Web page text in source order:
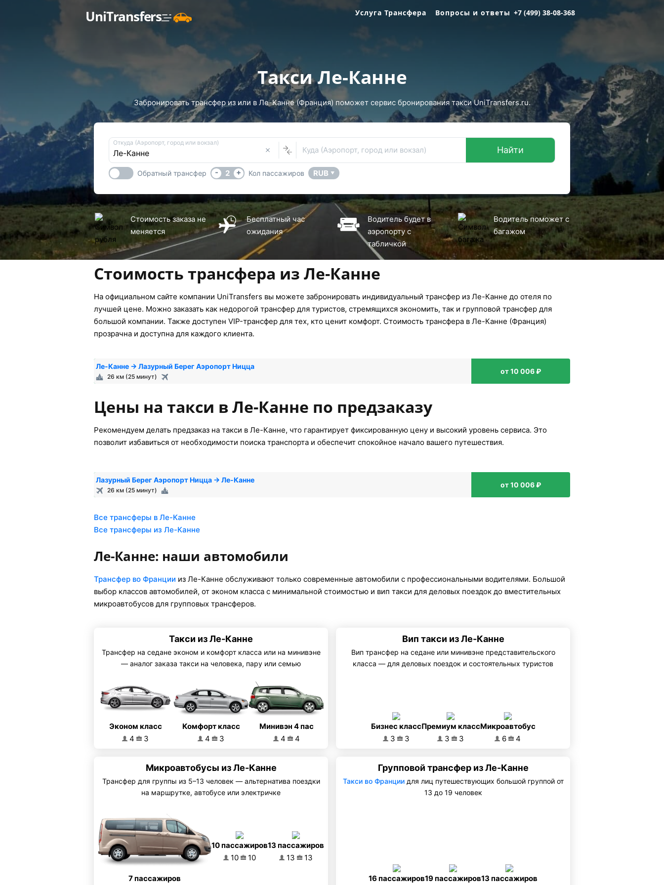
UniTransfers Услуга Трансфера Вопросы и ответы +7 (499) 38-08-368
Такси Ле-Канне
Забронировать трансфер из или в Ле-Канне (Франция) поможет сервис бронирования такси UniTransfers.ru.
Откуда (Аэропорт, город или вокзал)
Куда (Аэропорт, город или вокзал) Найти
Обратный трансфер - 2 + Кол пассажиров RUB ▼
Стоимость заказа не
меняется
Бесплатный час
ожидания
Водитель будет в
аэропорту с
табличкой
Водитель поможет с
багажом
Стоимость трансфера из Ле-Канне
На официальном сайте компании UniTransfers вы можете забронировать индивидуальный трансфер из Ле-Канне до отеля по
лучшей цене. Можно заказать как недорогой трансфер для туристов, стремящихся экономить, так и групповой трансфер для
большой компании. Также доступен VIP-трансфер для тех, кто ценит комфорт. Стоимость трансфера в Ле-Канне (Франция)
прозрачна и доступна для каждого клиента.
Ле-Канне → Лазурный Берег Аэропорт Ницца
26 км (25 минут)
от 10 006 ₽
Цены на такси в Ле-Канне по предзаказу
Рекомендуем делать предзаказ на такси в Ле-Канне, что гарантирует фиксированную цену и высокий уровень сервиса. Это
позволит избавиться от необходимости поиска транспорта и обеспечит спокойное начало вашего путешествия.
Лазурный Берег Аэропорт Ницца → Ле-Канне
26 км (25 минут)
от 10 006 ₽
Все трансферы в Ле-Канне
Все трансферы из Ле-Канне
Ле-Канне: наши автомобили
Трансфер во Франции из Ле-Канне обслуживают только современные автомобили с профессиональными водителями. Большой
выбор классов автомобилей, от эконом класса с минимальной стоимостью и вип такси для деловых поездок до вместительных
микроавтобусов для групповых трансферов.
Такси из Ле-Канне
Трансфер на седане эконом и комфорт класса или на минивэне
— аналог заказа такси на человека, пару или семью
Эконом класс
4
3
Комфорт класс
4
3
Минивэн 4 пас
4
4
Вип такси из Ле-Канне
Вип трансфер на седане или минивэне представительского
класса — для деловых поездок и состоятельных туристов
Бизнес класс
3
3
Премиум класс
3
3
Микроавтобус
6
4
Микроавтобусы из Ле-Канне
Трансфер для группы из 5–13 человек — альтернатива поездки
на маршрутке, автобусе или электричке
7 пассажиров
10 пассажиров
10
10
13 пассажиров
13
13
Групповой трансфер из Ле-Канне
Такси во Франциидля лиц путешествующих большой группой от
13 до 19 человек
16 пассажиров19 пассажиров13 пассажиров